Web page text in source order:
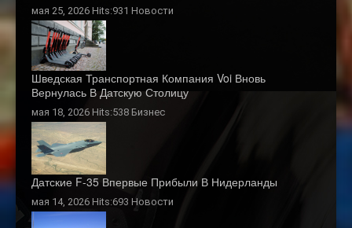
мая 25, 2026 Hits:931 Новости
Шведская Транспортная Компания Voi Вновь
Вернулась В Датскую Столицу
мая 18, 2026 Hits:538 Бизнес
Датские F-35 Впервые Прибыли В Нидерланды
мая 14, 2026 Hits:693 Новости